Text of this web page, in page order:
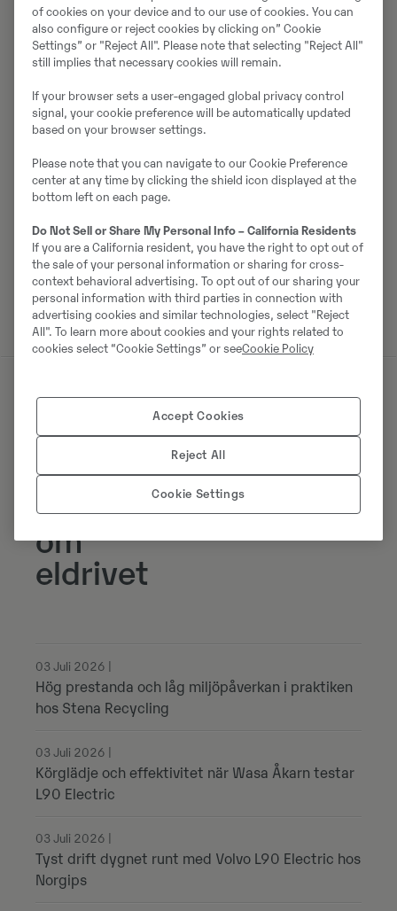
Senaste
nyheterna
om
eldrivet
03 Juli 2026 |
Hög prestanda och låg miljöpåverkan i praktiken
hos Stena Recycling
03 Juli 2026 |
Körglädje och effektivitet när Wasa Åkarn testar
L90 Electric
03 Juli 2026 |
Tyst drift dygnet runt med Volvo L90 Electric hos
Norgips
of cookies on your device and to our use of cookies. You can
also configure or reject cookies by clicking on” Cookie
Settings” or "Reject All". Please note that selecting "Reject All"
still implies that necessary cookies will remain.
If your browser sets a user-engaged global privacy control
signal, your cookie preference will be automatically updated
based on your browser settings.
Please note that you can navigate to our Cookie Preference
center at any time by clicking the shield icon displayed at the
bottom left on each page.
Do Not Sell or Share My Personal Info – California Residents
If you are a California resident, you have the right to opt out of
the sale of your personal information or sharing for cross-
context behavioral advertising. To opt out of our sharing your
personal information with third parties in connection with
advertising cookies and similar technologies, select "Reject
All". To learn more about cookies and your rights related to
cookies select “Cookie Settings” or seeCookie Policy
Accept Cookies
Reject All
Cookie Settings